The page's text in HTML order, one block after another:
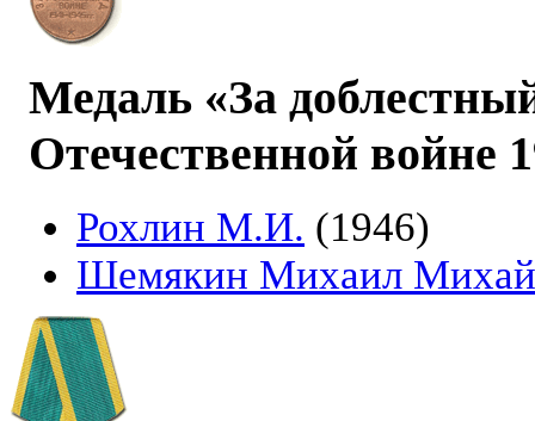
Медаль «За
Отечественной войне
Рохлин М.И. (1946)
Шемякин Михаил